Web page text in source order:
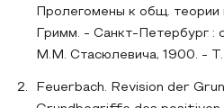
Пролегомены к общ. теории
Гримм. - Санкт-Петербург :
М.М. Стасюлевича, 1900. -
Feuerbach. Revision der